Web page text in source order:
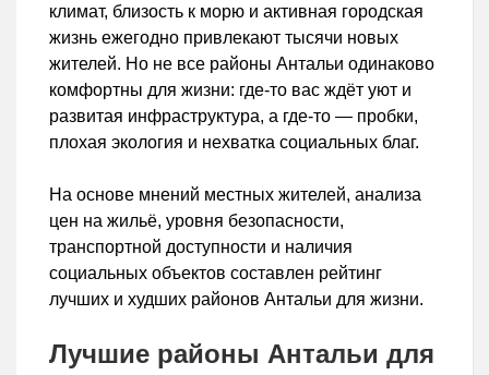
климат, близость к морю и активная городская
жизнь ежегодно привлекают тысячи новых
жителей. Но не все районы Антальи одинаково
комфортны для жизни: где-то вас ждёт уют и
развитая инфраструктура, а где-то — пробки,
плохая экология и нехватка социальных благ.
На основе мнений местных жителей, анализа
цен на жильё, уровня безопасности,
транспортной доступности и наличия
социальных объектов составлен рейтинг
лучших и худших районов Антальи для жизни.
Лучшие районы Антальи для